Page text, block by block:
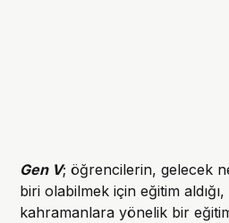
Gen V; öğrencilerin, gelecek
biri olabilmek için eğitim
kahramanlara yönelik bir